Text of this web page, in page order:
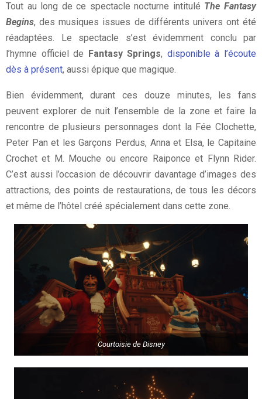
Tout au long de ce spectacle nocturne intitulé The Fantasy
Begins, des musiques issues de différents univers ont été
réadaptées. Le spectacle s’est évidemment conclu par
l’hymne officiel de Fantasy Springs, disponible à l’écoute
dès à présent, aussi épique que magique.
Bien évidemment, durant ces douze minutes, les fans
peuvent explorer de nuit l’ensemble de la zone et faire la
rencontre de plusieurs personnages dont la Fée Clochette,
Peter Pan et les Garçons Perdus, Anna et Elsa, le Capitaine
Crochet et M. Mouche ou encore Raiponce et Flynn Rider.
C’est aussi l’occasion de découvrir davantage d’images des
attractions, des points de restaurations, de tous les décors
et même de l’hôtel créé spécialement dans cette zone.
Courtoisie de Disney